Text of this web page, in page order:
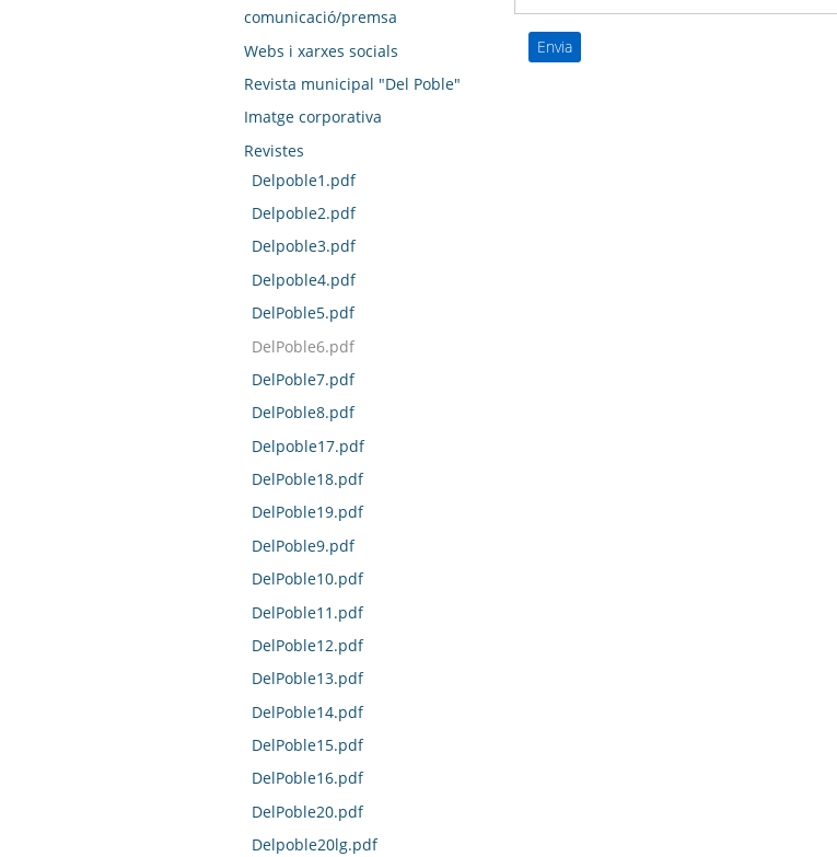
comunicació/premsa
Webs i xarxes socials
Revista municipal "Del Poble"
Imatge corporativa
Revistes
Delpoble1.pdf
Delpoble2.pdf
Delpoble3.pdf
Delpoble4.pdf
DelPoble5.pdf
DelPoble6.pdf
DelPoble7.pdf
DelPoble8.pdf
Delpoble17.pdf
DelPoble18.pdf
DelPoble19.pdf
DelPoble9.pdf
DelPoble10.pdf
DelPoble11.pdf
DelPoble12.pdf
DelPoble13.pdf
DelPoble14.pdf
DelPoble15.pdf
DelPoble16.pdf
DelPoble20.pdf
Delpoble20lg.pdf